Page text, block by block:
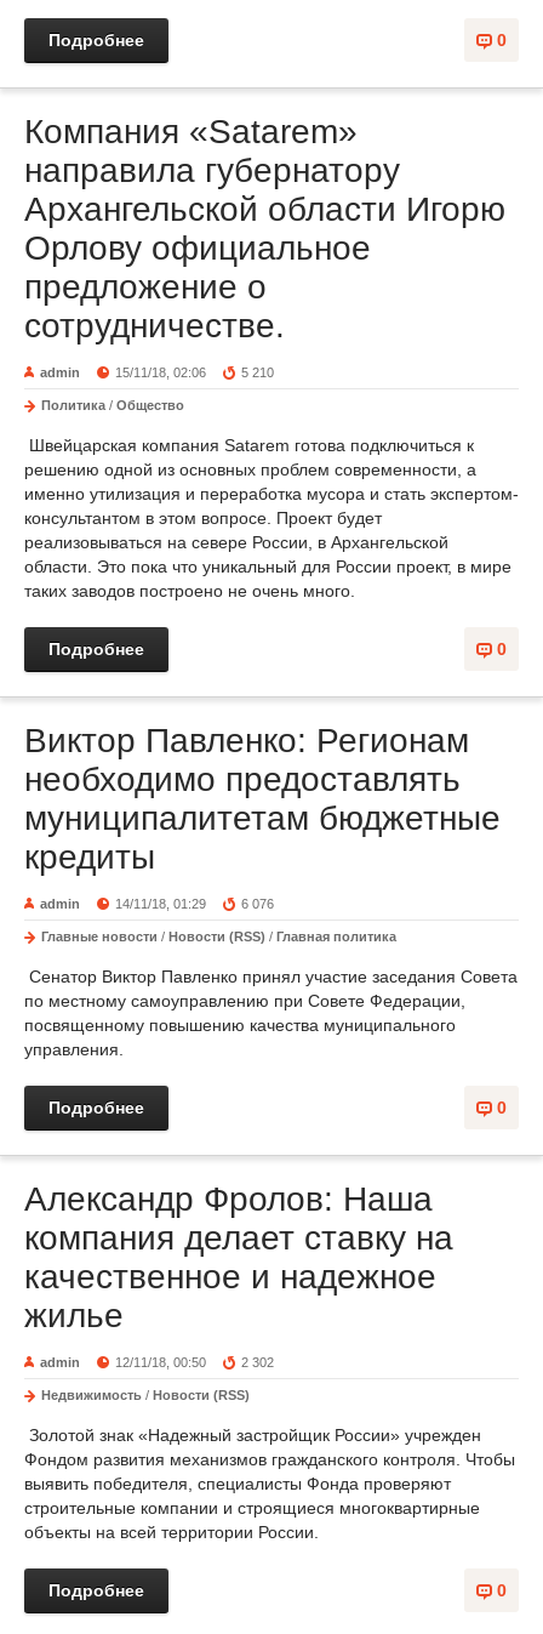
0
Подробнее
Компания «Satarem»
направила губернатору
Архангельской области Игорю
Орлову официальное
предложение о
сотрудничестве.
admin 15/11/18, 02:06 5 210
Политика / Общество
Швейцарская компания Satarem готова подключиться к
решению одной из основных проблем современности, а
именно утилизация и переработка мусора и стать экспертом-
консультантом в этом вопросе. Проект будет
реализовываться на севере России, в Архангельской
области. Это пока что уникальный для России проект, в мире
таких заводов построено не очень много.
0
Подробнее
Виктор Павленко: Регионам
необходимо предоставлять
муниципалитетам бюджетные
кредиты
admin 14/11/18, 01:29 6 076
Главные новости / Новости (RSS) / Главная политика
Сенатор Виктор Павленко принял участие заседания Совета
по местному самоуправлению при Совете Федерации,
посвященному повышению качества муниципального
управления.
0
Подробнее
Александр Фролов: Наша
компания делает ставку на
качественное и надежное
жилье
admin 12/11/18, 00:50 2 302
Недвижимость / Новости (RSS)
Золотой знак «Надежный застройщик России» учрежден
Фондом развития механизмов гражданского контроля. Чтобы
выявить победителя, специалисты Фонда проверяют
строительные компании и строящиеся многоквартирные
объекты на всей территории России.
0
Подробнее